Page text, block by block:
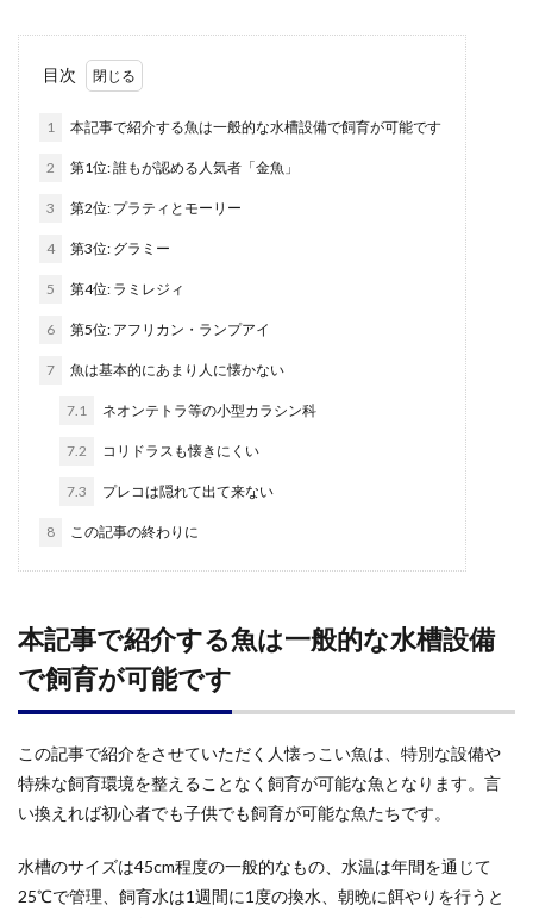
目次
1 本記事で紹介する魚は一般的な水槽設備で飼育が可能です
2 第1位: 誰もが認める人気者「金魚」
3 第2位: プラティとモーリー
4 第3位: グラミー
5 第4位: ラミレジィ
6 第5位: アフリカン・ランプアイ
7 魚は基本的にあまり人に懐かない
7.1 ネオンテトラ等の小型カラシン科
7.2 コリドラスも懐きにくい
7.3 プレコは隠れて出て来ない
8 この記事の終わりに
本記事で紹介する魚は一般的な水槽設備
で飼育が可能です
この記事で紹介をさせていただく人懐っこい魚は、特別な設備や
特殊な飼育環境を整えることなく飼育が可能な魚となります。言
い換えれば初心者でも子供でも飼育が可能な魚たちです。
水槽のサイズは45cm程度の一般的なもの、水温は年間を通じて
25℃で管理、飼育水は1週間に1度の換水、朝晩に餌やりを行うと